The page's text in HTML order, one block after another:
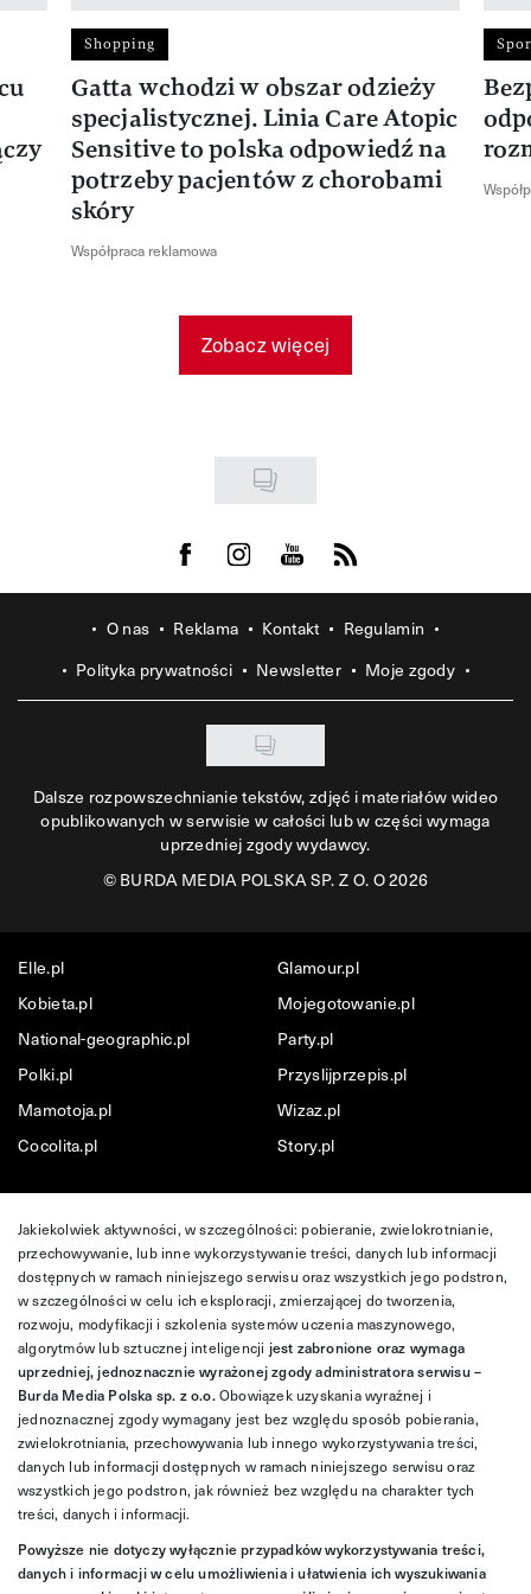
Shopping
Gatta wchodzi w obszar odzieży
specjalistycznej. Linia Care Atopic
Sensitive to polska odpowiedź na
potrzeby pacjentów z chorobami
skóry
Współpraca reklamowa
Zobacz więcej
Visit us on Facebook
Visit us on Instagram
Visit us on Youtube
Visit us on Rss
O nas Reklama Kontakt
Regulamin
Polityka prywatności
Newsletter Moje zgody
Dalsze rozpowszechnianie tekstów, zdjęć i materiałów wideo
opublikowanych w serwisie w całości lub w części wymaga
uprzedniej zgody wydawcy.
©BURDA MEDIA POLSKA SP. Z O. O 2026
Elle.pl
Glamour.pl
Kobieta.pl
Mojegotowanie.pl
National-geographic.pl
Party.pl
Polki.pl
Przyslijprzepis.pl
Mamotoja.pl
Wizaz.pl
Cocolita.pl
Story.pl
Jakiekolwiek aktywności, w szczególności: pobieranie, zwielokrotnianie,
przechowywanie, lub inne wykorzystywanie treści, danych lub informacji
dostępnych w ramach niniejszego serwisu oraz wszystkich jego podstron,
w szczególności w celu ich eksploracji, zmierzającej do tworzenia,
rozwoju, modyfikacji i szkolenia systemów uczenia maszynowego,
algorytmów lub sztucznej inteligencji jest zabronione oraz wymaga
uprzedniej, jednoznacznie wyrażonej zgody administratora serwisu –
Burda Media Polska sp. z o.o.Obowiązek uzyskania wyraźnej i
jednoznacznej zgody wymagany jest bez względu sposób pobierania,
zwielokrotniania, przechowywania lub innego wykorzystywania treści,
danych lub informacji dostępnych w ramach niniejszego serwisu oraz
wszystkich jego podstron, jak również bez względu na charakter tych
treści, danych i informacji.
Powyższe nie dotyczy wyłącznie przypadków wykorzystywania treści,
danych i informacji w celu umożliwienia i ułatwienia ich wyszukiwania